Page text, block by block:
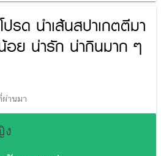
รด นำเส้นสปาเกตตีมา
อย น่ารัก น่ากินมาก ๆ
ผ่านมา